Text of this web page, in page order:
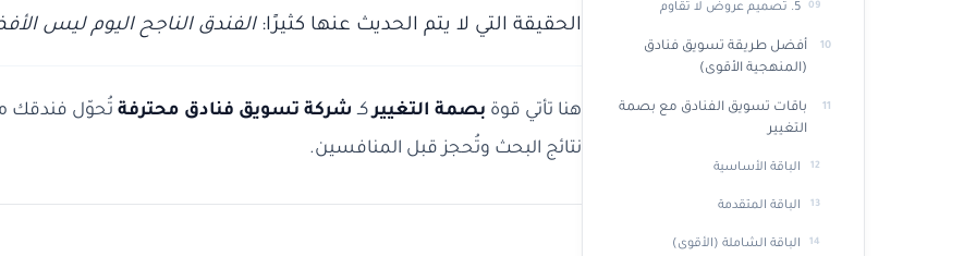
الحقيقة التي لا يتم الحديث عنها كثيرًا:الفندق الناجح اليوم ليس
هنا تأتي قوة بصمة التغييركـ شركة تسويق فنادق محترفة تُحوّل فندقك
نتائج البحث وتُحجز قبل المنافسين.
5. تصميم عروض لا تُقاوم
أفضل طريقة تسويق فنادق
(المنهجية الأقوى)
باقات تسويق الفنادق مع بصمة
التغيير
الباقة الأساسية
الباقة المتقدمة
الباقة الشاملة (الأقوى)